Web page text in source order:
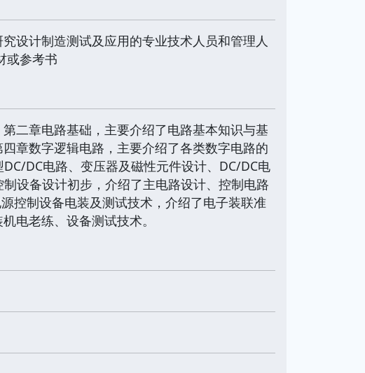
设计制造测试及应用的专业技术人员和管理人
或参考书
二章电路基础，主要介绍了电路基本知识与基
章数字逻辑电路，主要介绍了各类数字电路的
DC电路、变压器及磁性元件设计、DC/DC电
设备设计初步，介绍了主电路设计、控制电路
控制设备电装及测试技术，介绍了电子装联准
电老练、设备测试技术。